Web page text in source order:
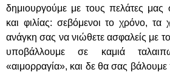
δημιουργούμε με τους πελάτες μας
και φιλίας: σεβόμενοι το χρόνο, τα
ανάγκη σας να νιώθετε ασφαλείς με
υποβάλλουμε σε καμιά
«αιμορραγία», και δε θα σας